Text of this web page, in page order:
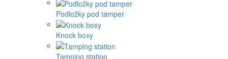
Podložky pod tamper
Knock boxy
Tamping station